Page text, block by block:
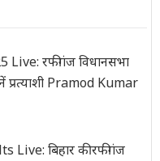
रफीगंज विधानसभा
प्रत्याशी Pramod Kumar
बिहार की रफीगंज